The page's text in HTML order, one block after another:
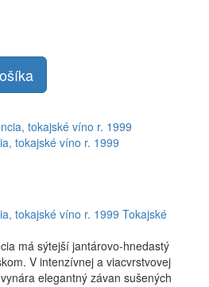
tokajské víno r. 1999
tokajské víno r. 1999 Tokajské
má sýtejší jantárovo-hnedastý
V intenzívnej a viacvrstvovej
elegantný závan sušených